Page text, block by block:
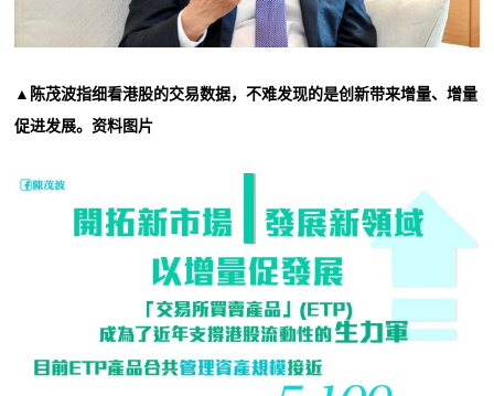
▲陈茂波指细看港股的交易数据，不难发现的是创新带来增量、增量
促进发展。资料图片